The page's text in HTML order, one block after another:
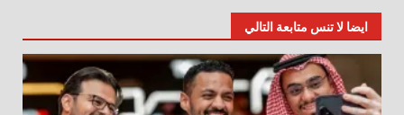
ايضا لا تنس متابعة التالي